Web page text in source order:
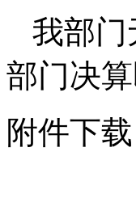
我部门
部门决
附件下载